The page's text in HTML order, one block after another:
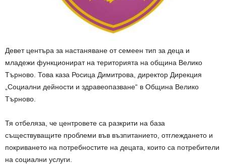
Девет центъра за настаняване от семеен тип за деца и
младежи функционират на територията на община Велико
Търново. Това каза Росица Димитрова, директор Дирекция
„Социални дейности и здравеопазване“ в Община Велико
Търново.
Тя отбеляза, че центровете са разкрити на база
съществуващите проблеми във възпитанието, отглеждането и
покриването на потребностите на децата, които са потребители
на социални услуги.